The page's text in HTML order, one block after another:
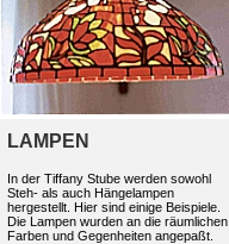
LAMPEN
In der Tiffany Stube werden sowohl
Steh- als auch Hängelampen
hergestellt. Hier sind einige Beispiele.
Die Lampen wurden an die räumlichen
Farben und Gegenheiten angepaßt.